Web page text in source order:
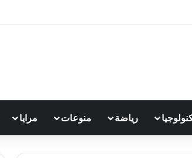
رياضة منوعات مرايا